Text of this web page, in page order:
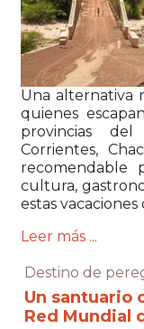
Una alternativa
quienes
provincias del
Corrientes,
recomendable
cultura,
estas vacaciones
Leer más ...
Destino de
Un santuario
Red Mundial